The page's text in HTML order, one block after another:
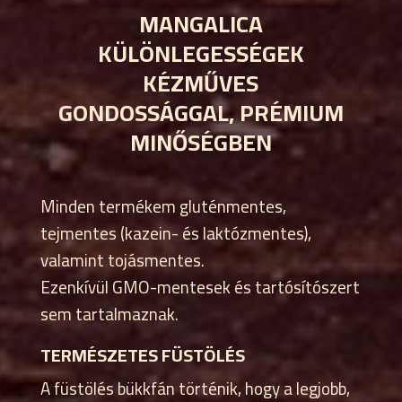
MANGALICA
KÜLÖNLEGESSÉGEK
KÉZMŰVES
GONDOSSÁGGAL, PRÉMIUM
MINŐSÉGBEN
Minden termékem gluténmentes,
tejmentes (kazein- és laktózmentes),
valamint tojásmentes.
Ezenkívül GMO-mentesek és tartósítószert
sem tartalmaznak.
TERMÉSZETES FÜSTÖLÉS
A füstölés bükkfán történik, hogy a legjobb,